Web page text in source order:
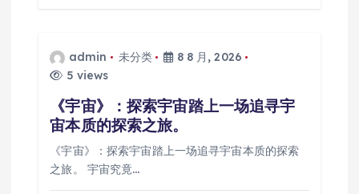
admin 未分类
8 8 月, 2026
5 views
《宇宙》：探索宇宙踏上一场追寻宇
宙本质的探索之旅。
《宇宙》：探索宇宙踏上一场追寻宇宙本质的探索
之旅。 宇宙究竟…